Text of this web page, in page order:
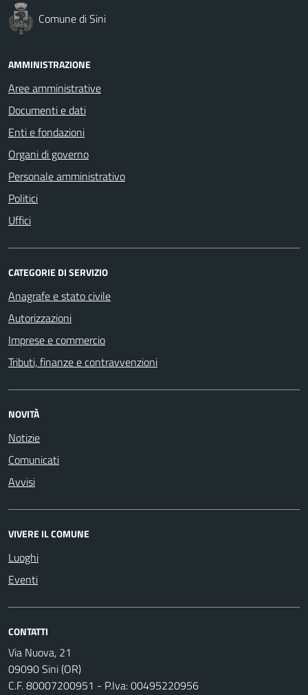
Comune di Sini
AMMINISTRAZIONE
Aree amministrative
Documenti e dati
Enti e fondazioni
Organi di governo
Personale amministrativo
Politici
Uffici
CATEGORIE DI SERVIZIO
Anagrafe e stato civile
Autorizzazioni
Imprese e commercio
Tributi, finanze e contravvenzioni
NOVITÀ
Notizie
Comunicati
Avvisi
VIVERE IL COMUNE
Luoghi
Eventi
CONTATTI
Via Nuova, 21
09090 Sini (OR)
C.F. 80007200951 - P.Iva: 00495220956